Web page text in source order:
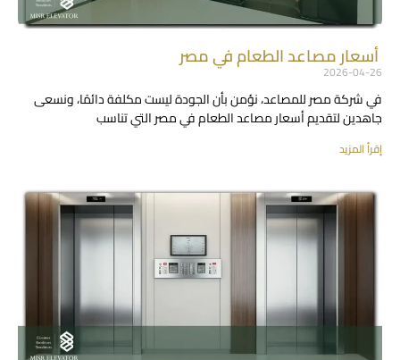
أسعار مصاعد الطعام في مصر
2026-04-26
في شركة مصر للمصاعد، نؤمن بأن الجودة ليست مكلفة دائمًا، ونسعى
جاهدين لتقديم أسعار مصاعد الطعام في مصر التي تناسب
إقرأ المزيد